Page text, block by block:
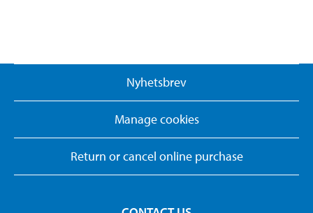
Nyhetsbrev
Manage cookies
Return or cancel online purchase